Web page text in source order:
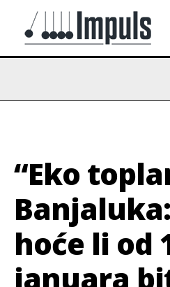
“Eko
hoće li od
januara